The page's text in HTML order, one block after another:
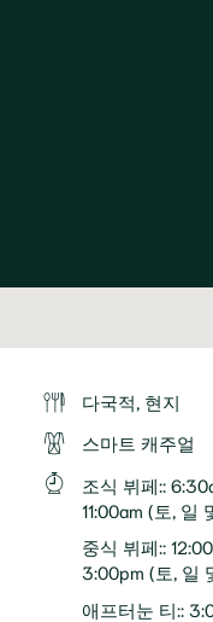
다국적, 현지
스마트 캐주얼
조식 뷔페::
11:00am (토, 일
중식 뷔페::
3:00pm (토, 일
애프터눈 티::